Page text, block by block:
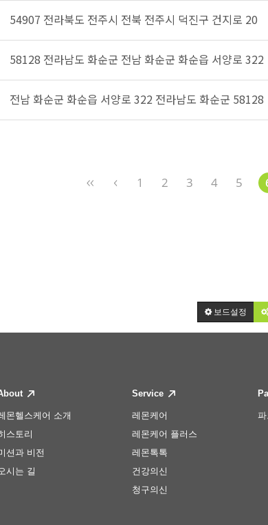
54907 전라북도 전주시 전북 전주시 덕진구 건지로 20
58128 전라남도 화순군 전남 화순군 화순읍 서양로 322
전남 화순군 화순읍 서양로 322 전라남도 화순군 58128
1 2 3 4 5
보드설정
몬헬스케어 소개
스토리
션과 비전
시는 길
Service
레몬케어
레몬케어 플러스
레몬톡톡
건강의신
청구의신